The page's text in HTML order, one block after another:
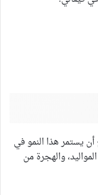
يستمر هذا النمو في
والهجرة من